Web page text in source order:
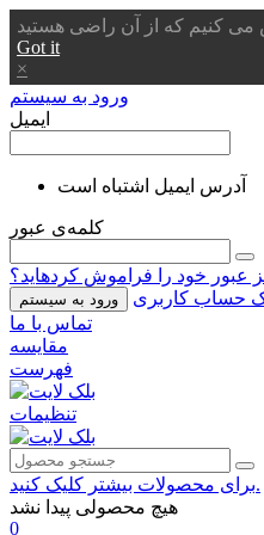
Got it
×
ورود به سیستم
ایمیل
آدرس ایمیل اشتباه است
کلمه‌ی عبور
عبور خود را فراموش کردهاید؟
ورود به سیستم
یک حساب کاربری
تماس با ما
مقایسه
فهرست
تنظیمات
برای محصولات بیشتر کلیک کنید.
هیچ محصولی پیدا نشد
0